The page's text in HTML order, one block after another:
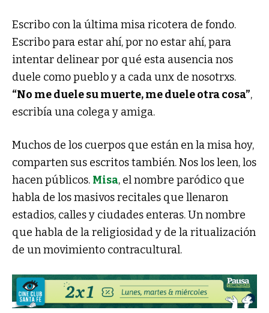
Escribo con la última misa ricotera de fondo.
Escribo para estar ahí, por no estar ahí, para
intentar delinear por qué esta ausencia nos
duele como pueblo y a cada unx de nosotrxs.
“No me duele su muerte, me duele otra cosa”,
escribía una colega y amiga.
Muchos de los cuerpos que están en la misa hoy,
comparten sus escritos también. Nos los leen, los
hacen públicos. Misa, el nombre paródico que
habla de los masivos recitales que llenaron
estadios, calles y ciudades enteras. Un nombre
que habla de la religiosidad y de la ritualización
de un movimiento contracultural.